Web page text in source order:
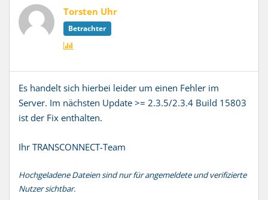
Torsten Uhr
Betrachter
Es handelt sich hierbei leider um einen Fehler im
Server. Im nächsten Update >= 2.3.5/2.3.4 Build 15803
ist der Fix enthalten.
Ihr TRANSCONNECT-Team
Hochgeladene Dateien sind nur für angemeldete und verifizierte
Nutzer sichtbar.